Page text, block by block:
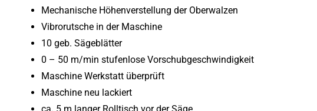
Mechanische Höhenverstellung der Oberwalzen
Vibrorutsche in der Maschine
10 geb. Sägeblätter
0 – 50 m/min stufenlose Vorschubgeschwindigkeit
Maschine Werkstatt überprüft
Maschine neu lackiert